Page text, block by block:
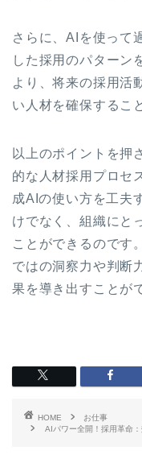
さらに、AIを使って
した採用のパターン
より、将来の採用活
い人材を確保するこ
以上のポイントを押
的な人材採用プロセ
成AIの使い方を工夫
けでなく、組織にと
ことができるのです
ではの洞察力や判断
果を導き出すことが
HOME
お仕事
AIパワー全開！採用革命